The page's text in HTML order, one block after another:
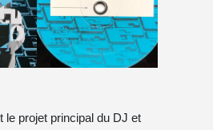
le projet principal du DJ et